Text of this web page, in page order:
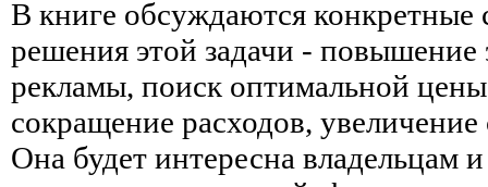
В книге обсуждаются
решения этой задачи - повышение
рекламы, поиск оптимальной
сокращение расходов,
Она будет интересна владельцам